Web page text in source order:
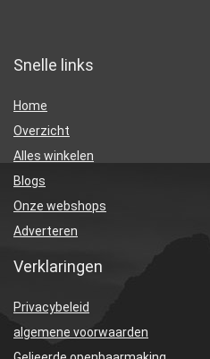
Snelle links
Home
Overzicht
Alles winkelen
Blogs
Onze webshops
Adverteren
Verklaringen
Privacybeleid
algemene voorwaarden